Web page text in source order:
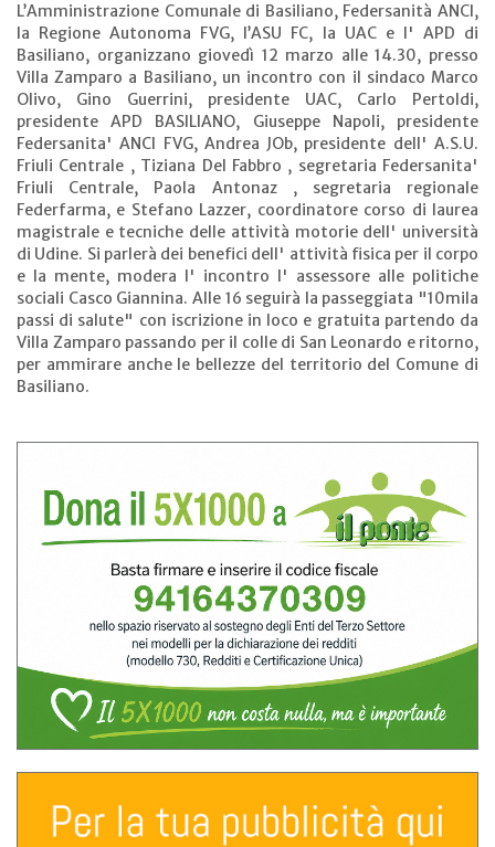
L’Amministrazione Comunale di Basiliano, Federsanità ANCI,
la Regione Autonoma FVG, l’ASU FC, la UAC e l' APD di
Basiliano, organizzano giovedì 12 marzo alle 14.30, presso
Villa Zamparo a Basiliano, un incontro con il sindaco Marco
Olivo, Gino Guerrini, presidente UAC, Carlo Pertoldi,
presidente APD BASILIANO, Giuseppe Napoli, presidente
Federsanita' ANCI FVG, Andrea JOb, presidente dell' A.S.U.
Friuli Centrale , Tiziana Del Fabbro , segretaria Federsanita'
Friuli Centrale, Paola Antonaz , segretaria regionale
Federfarma, e Stefano Lazzer, coordinatore corso di laurea
magistrale e tecniche delle attività motorie dell' università
di Udine. Si parlerà dei benefici dell' attività fisica per il corpo
e la mente, modera l' incontro l' assessore alle politiche
sociali Casco Giannina. Alle 16 seguirà la passeggiata "10mila
passi di salute" con iscrizione in loco e gratuita partendo da
Villa Zamparo passando per il colle di San Leonardo e ritorno,
per ammirare anche le bellezze del territorio del Comune di
Basiliano.